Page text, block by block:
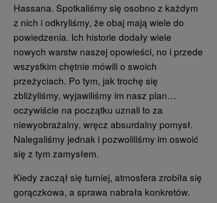
Hassana. Spotkaliśmy się osobno z każdym
z nich i odkryliśmy, że obaj mają wiele do
powiedzenia. Ich historie dodały wiele
nowych warstw naszej opowieści, no i przede
wszystkim chętnie mówili o swoich
przeżyciach. Po tym, jak trochę się
zbliżyliśmy, wyjawiliśmy im nasz plan…
oczywiście na początku uznali to za
niewyobrażalny, wręcz absurdalny pomysł.
Nalegaliśmy jednak i pozwoliliśmy im oswoić
się z tym zamysłem.
Kiedy zaczął się turniej, atmosfera zrobiła się
gorączkowa, a sprawa nabrała konkretów.